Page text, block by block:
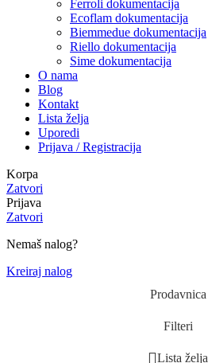
Ferroli dokumentacija
Ecoflam dokumentacija
Biemmedue dokumentacija
Riello dokumentacija
Sime dokumentacija
O nama
Blog
Kontakt
Lista želja
Uporedi
Prijava / Registracija
Korpa
Zatvori
Prijava
Zatvori
Nemaš nalog?
Kreiraj nalog
Prodavnica
Filteri
Lista želja